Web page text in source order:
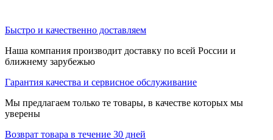
Быстро и качественно доставляем
Наша компания производит доставку по всей России и
ближнему зарубежью
Гарантия качества и сервисное обслуживание
Мы предлагаем только те товары, в качестве которых мы
уверены
Возврат товара в течение 30 дней